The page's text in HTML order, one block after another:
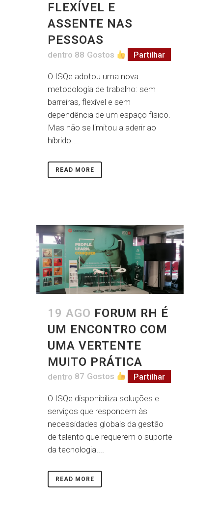
FLEXÍVEL E
ASSENTE NAS
PESSOAS
dentro 88 Gostos Partilhar
O ISQe adotou uma nova
metodologia de trabalho: sem
barreiras, flexível e sem
dependência de um espaço físico.
Mas não se limitou a aderir ao
híbrido....
READ MORE
19 AGO FORUM RH É
UM ENCONTRO COM
UMA VERTENTE
MUITO PRÁTICA
dentro 87 Gostos Partilhar
O ISQe disponibiliza soluções e
serviços que respondem às
necessidades globais da gestão
de talento que requerem o suporte
da tecnologia....
READ MORE